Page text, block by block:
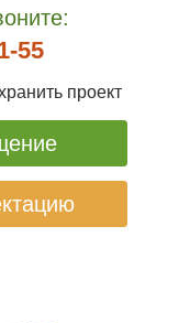
55
проект